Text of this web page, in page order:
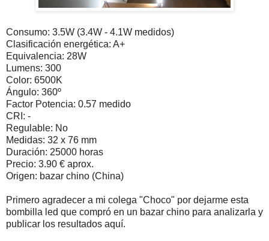
Consumo: 3.5W (3.4W - 4.1W medidos)
Clasificación energética: A+
Equivalencia: 28W
Lumens: 300
Color: 6500K
Ángulo: 360º
Factor Potencia: 0.57 medido
CRI: -
Regulable: No
Medidas: 32 x 76 mm
Duración: 25000 horas
Precio: 3.90 € aprox.
Origen: bazar chino (China)
Primero agradecer a mi colega "Choco" por dejarme esta
bombilla led que compró en un bazar chino para analizarla y
publicar los resultados aquí.